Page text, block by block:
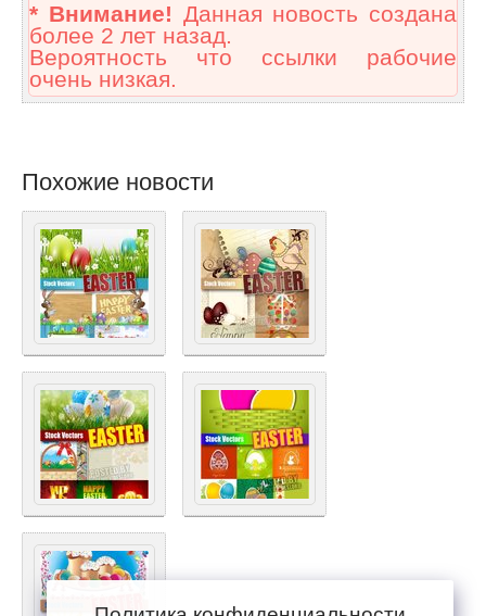
* Внимание! Данная новость создана
более 2 лет назад.
Вероятность что ссылки рабочие
очень низкая.
Похожие новости